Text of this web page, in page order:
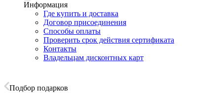
Информация
Где купить и доставка
Договор присоединения
Способы оплаты
Проверить срок действия сертификата
Контакты
Владельцам дисконтных карт
Подбор подарков